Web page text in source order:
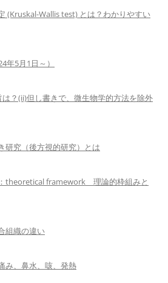
(Kruskal-Wallis test) とは？わかりやすい
年5月1日～）
は？(ii)但し書きで、微生物学的方法を除外
研究（後方視的研究）とは
theoretical framework 理論的枠組みと
組織の違い
み、鼻水、咳、発熱